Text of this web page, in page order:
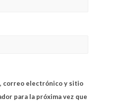
correo electrónico y sitio
para la próxima vez que